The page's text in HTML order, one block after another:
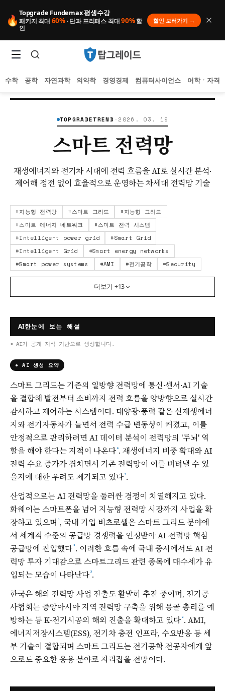
🔥
Topgrade Fundemax 평생수강
패키지 최대 60% · 단과 프리패스 최대90%할
인
할인 보러가기 →
아직 집계된 인기 검색어가 없습니다.
추천 검색어
등록된 추천 검색어가 없습니다.
최근 검색 내역이 없습니다.
수학 공학 자연과학 의약학 경영경제 컴퓨터사이언스 어학ㆍ자격
홈 TopgradeTrend
💡 TOPGRADETREND · 2026. 03. 19
스마트 전력망
재생에너지와 전기차 시대에 전력 흐름을 AI로 실시간 분석·
제어해 정전 없이 효율적으로 운영하는 차세대 전력망 기술
#지능형 전력망 #스마트 그리드 #지능형 그리드
#스마트 에너지 네트워크 #스마트 전력 시스템
#Intelligent power grid #Smart Grid
#Intelligent Grid #Smart energy networks
#Smart power systems #AMI #전기공학 #Security
더보기 +13
AI한눈에 보는 해설
* AI가 공개 지식 기반으로 생성합니다.
● AI 생성 요약
스마트 그리드는 기존의 일방향 전력망에 통신·센서·AI 기술
을 결합해 발전부터 소비까지 전력 흐름을 양방향으로 실시간
감시하고 제어하는 시스템이다. 태양광·풍력 같은 신재생에너
지와 전기자동차가 늘면서 전력 수급 변동성이 커졌고, 이를
안정적으로 관리하려면 AI 데이터 분석이 전력망의 '두뇌' 역
할을 해야 한다는 지적이 나온다⁶. 재생에너지 비중 확대와 AI
전력 수요 증가가 겹치면서 기존 전력망이 이를 버텨낼 수 있
을지에 대한 우려도 제기되고 있다⁵.
산업적으로는 AI 전력망을 둘러싼 경쟁이 치열해지고 있다.
화웨이는 스마트폰을 넘어 지능형 전력망 시장까지 사업을 확
장하고 있으며 ¹, 국내 기업 비츠로셀은 스마트 그리드 분야에
서 세계적 수준의 공급망 경쟁력을 인정받아 AI 전력망 핵심
공급망에 진입했다⁴. 이러한 흐름 속에 국내 증시에서도 AI 전
력망 투자 기대감으로 스마트그리드 관련 종목에 매수세가 유
입되는 모습이 나타난다³.
한국은 해외 전력망 사업 진출도 활발히 추진 중이며, 전기공
사협회는 중앙아시아 지역 전력망 구축을 위해 몽골 총리를 예
방하는 등 K-전기시공의 해외 진출을 확대하고 있다². AMI,
에너지저장시스템(ESS), 전기차 충전 인프라, 수요반응 등 세
부 기술이 결합되며 스마트 그리드는 전기공학 전공자에게 앞
으로도 중요한 응용 분야로 자리잡을 전망이다.